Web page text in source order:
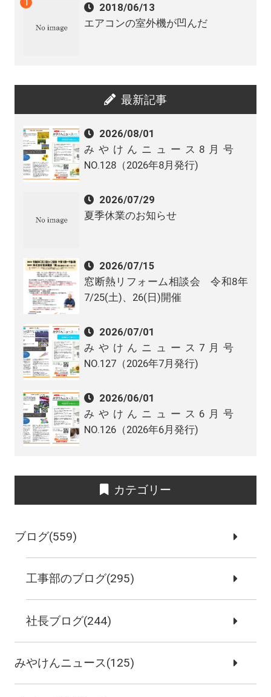
2018/06/13
エアコンの室外機が凹んだ
最新記事
2026/08/01
みやけんニュース8月号
NO.128（2026年8月発行)
2026/07/29
夏季休業のお知らせ
2026/07/15
窓断熱リフォーム相談会 令和8年
7/25(土)、26(日)開催
2026/07/01
みやけんニュース7月号
NO.127（2026年7月発行)
2026/06/01
みやけんニュース6月号
NO.126（2026年6月発行)
カテゴリー
ブログ(559)
工事部のブログ(295)
社長ブログ(244)
みやけんニュース(125)